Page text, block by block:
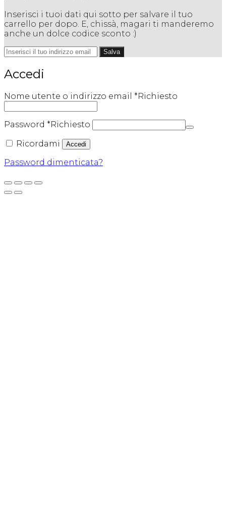
Inserisci i tuoi dati qui sotto per salvare il tuo
carrello per dopo. E, chissà, magari ti manderemo
anche un dolce codice sconto :)
Salva
Accedi
Nome utente o indirizzo email *Richiesto
Password *Richiesto
Ricordami
Accedi
Password dimenticata?